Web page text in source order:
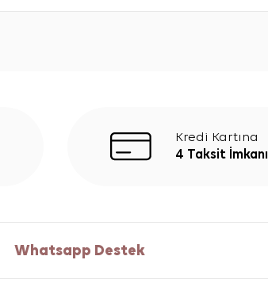
Kredi Kartına
4 Taksit İmkanı
Whatsapp Destek